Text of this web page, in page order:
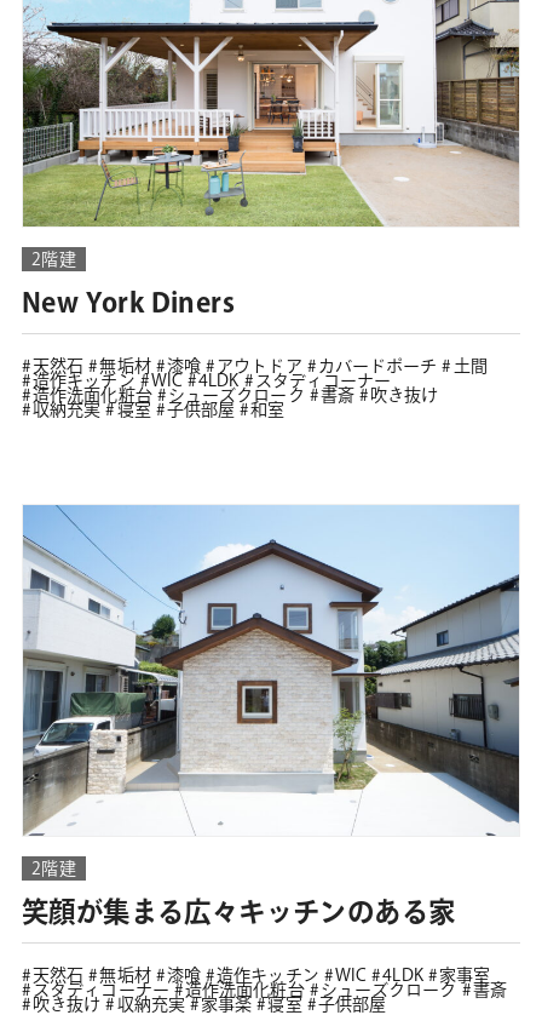
2階建
New York Diners
天然石 無垢材 漆喰 アウトドア カバードポーチ
土間
造作キッチン
WIC 4LDK
スタディコーナー
造作洗面化粧台
シューズクローク 書斎
吹き抜け
収納充実
寝室 子供部屋 和室
2階建
笑顔が集まる広々キッチンのある家
天然石 無垢材 漆喰 造作キッチン WIC 4LDK
家事室
スタディコーナー
造作洗面化粧台 シューズクローク
書斎
吹き抜け
収納充実 家事楽 寝室 子供部屋